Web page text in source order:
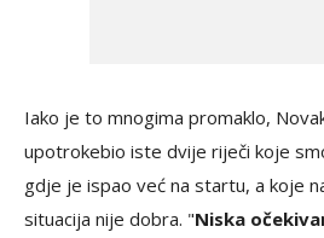
Iako je to mnogima promaklo,
upotrokebio iste dvije riječi koje
gdje je ispao već na startu, a koje
situacija nije dobra. "Niska